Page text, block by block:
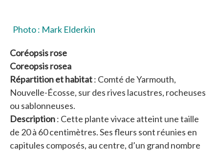
Photo : Mark Elderkin
Coréopsis rose
Coreopsis rosea
Répartition et habitat: Comté de Yarmouth,
Nouvelle-Écosse, sur des rives lacustres, rocheuses
ou sablonneuses.
Description: Cette plante vivace atteint une taille
de 20 à 60 centimètres. Ses fleurs sont réunies en
capitules composés, au centre, d’un grand nombre